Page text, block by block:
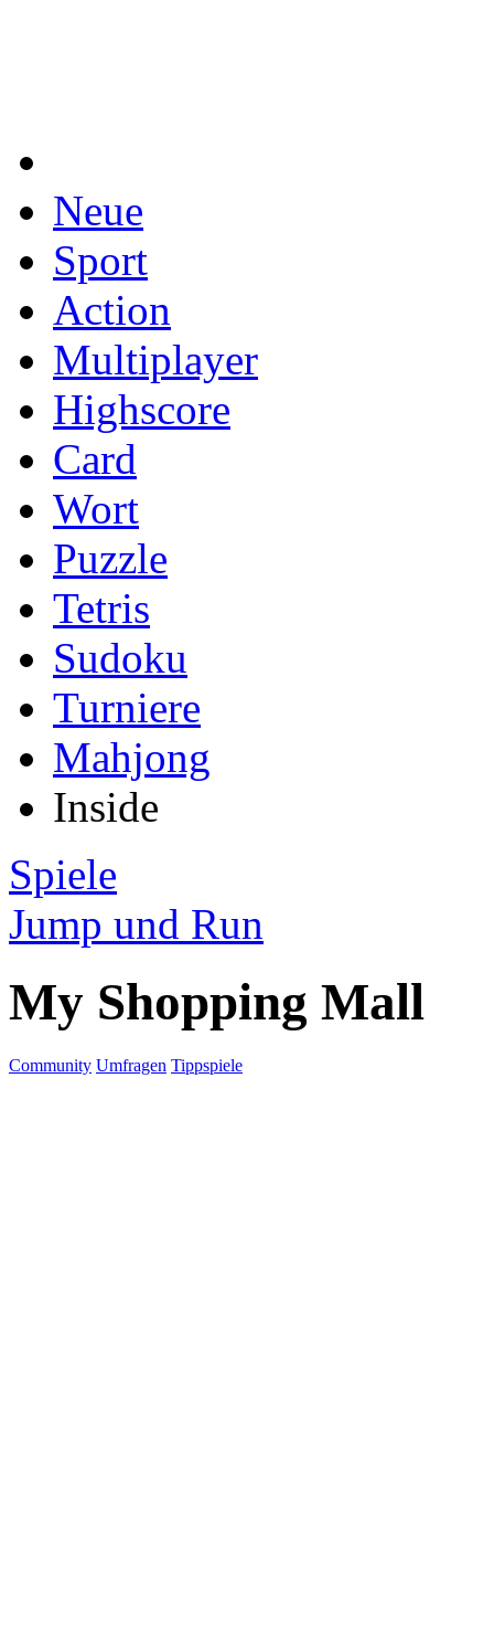
Neue
Sport
Action
Multiplayer
Highscore
Card
Wort
Puzzle
Tetris
Sudoku
Turniere
Mahjong
Inside
Spiele
Jump und Run
My Shopping Mall
Community Umfragen Tippspiele